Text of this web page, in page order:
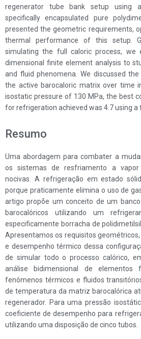
regenerator tube bank setup using
specifically encapsulated pure
presented the geometric requirements,
thermal performance of this setup.
simulating the full caloric process, we
dimensional finite element analysis to
and fluid phenomena. We discussed
the active barocaloric matrix over time
isostatic pressure of 130 MPa, the best
for refrigeration achieved was 4.7 using a
Resumo
Uma abordagem para combater a
os sistemas de resfriamento a vapor
nocivas. A refrigeração em estado
porque praticamente elimina o uso de
artigo propõe um conceito de um
barocalóricos utilizando um
especificamente borracha de
Apresentamos os requisitos
e desempenho térmico dessa
de simular todo o processo calórico,
análise bidimensional de elementos
fenômenos térmicos e fluidos
de temperatura da matriz barocalórica
regenerador. Para uma pressão
coeficiente de desempenho para
utilizando uma disposição de cinco tubos.